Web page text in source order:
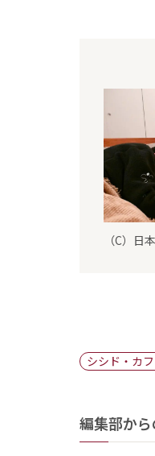
（C）日
シシド・カ
編集部か